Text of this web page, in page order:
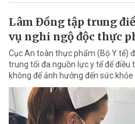
Lâm Đồng tập trung
vụ nghi ngộ độc thực
Cục An toàn thực phẩm (Bộ Y tế)
trung tối đa nguồn lực y tế để điều
không để ảnh hưởng đến sức